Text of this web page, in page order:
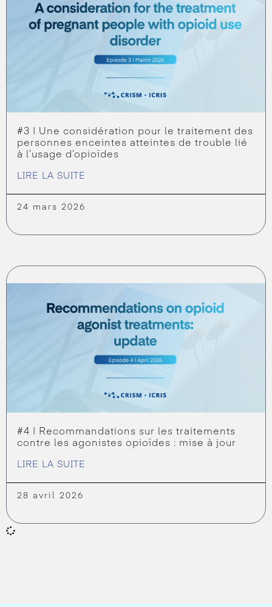
#3 | Une considération pour le traitement des
personnes enceintes atteintes de trouble lié
à l’usage d’opioïdes
LIRE LA SUITE
24 mars 2026
#4 | Recommandations sur les traitements
contre les agonistes opioïdes : mise à jour
LIRE LA SUITE
28 avril 2026